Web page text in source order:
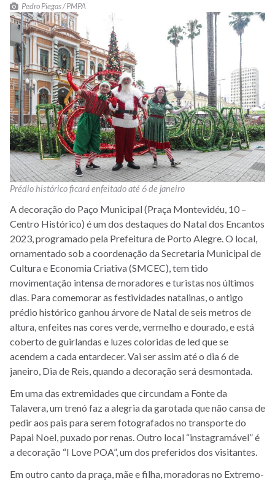
Pedro Piegas / PMPA
Prédio histórico ficará enfeitado até 6 de janeiro
A decoração do Paço Municipal (Praça Montevidéu, 10 –
Centro Histórico) é um dos destaques do Natal dos Encantos
2023, programado pela Prefeitura de Porto Alegre. O local,
ornamentado sob a coordenação da Secretaria Municipal de
Cultura e Economia Criativa (SMCEC), tem tido
movimentação intensa de moradores e turistas nos últimos
dias. Para comemorar as festividades natalinas, o antigo
prédio histórico ganhou árvore de Natal de seis metros de
altura, enfeites nas cores verde, vermelho e dourado, e está
coberto de guirlandas e luzes coloridas de led que se
acendem a cada entardecer. Vai ser assim até o dia 6 de
janeiro, Dia de Reis, quando a decoração será desmontada.
Em uma das extremidades que circundam a Fonte da
Talavera, um trenó faz a alegria da garotada que não cansa de
pedir aos pais para serem fotografados no transporte do
Papai Noel, puxado por renas. Outro local “instagramável” é
a decoração “I Love POA”, um dos preferidos dos visitantes.
Em outro canto da praça, mãe e filha, moradoras no Extremo-